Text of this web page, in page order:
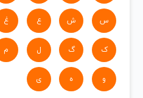
س ش ع غ
ک گ ل م
و ه ی